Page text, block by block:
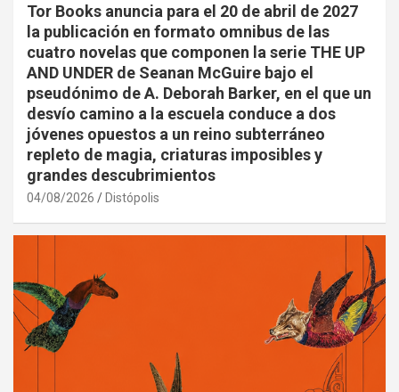
Tor Books anuncia para el 20 de abril de 2027
la publicación en formato omnibus de las
cuatro novelas que componen la serie THE UP
AND UNDER de Seanan McGuire bajo el
pseudónimo de A. Deborah Barker, en el que un
desvío camino a la escuela conduce a dos
jóvenes opuestos a un reino subterráneo
repleto de magia, criaturas imposibles y
grandes descubrimientos
04/08/2026 Distópolis